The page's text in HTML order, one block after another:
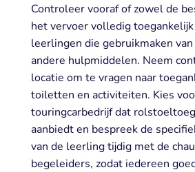
Controleer vooraf of zowel de
het vervoer volledig
leerlingen die gebruikmaken
andere hulpmiddelen. Neem
locatie om te vragen naar
toiletten en activiteiten. Kies
touringcarbedrijf dat
aanbiedt en bespreek de
van de leerling tijdig met de
begeleiders, zodat iedereen